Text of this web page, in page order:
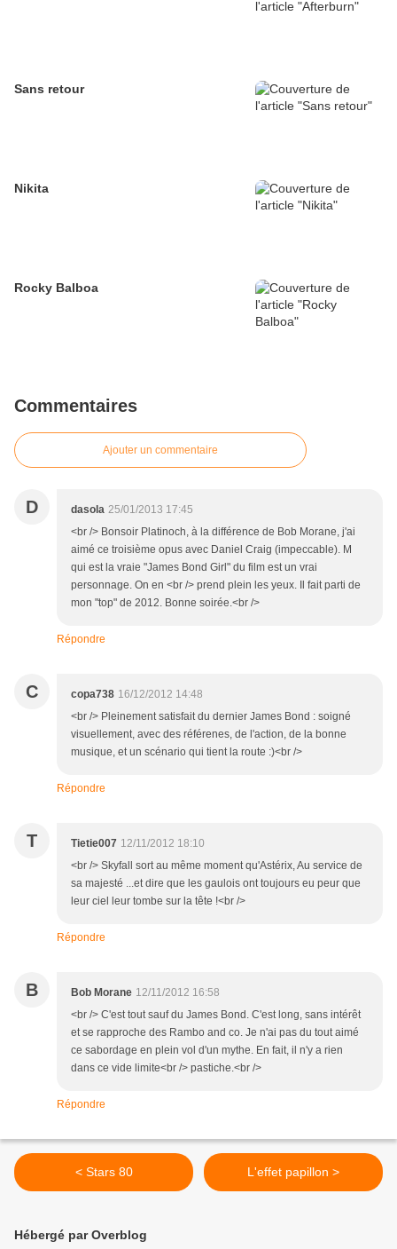
Sans retour
Nikita
Rocky Balboa
Commentaires
Ajouter un commentaire
D dasola 25/01/2013 17:45
<br /> Bonsoir Platinoch, à la différence de Bob Morane, j'ai
aimé ce troisième opus avec Daniel Craig (impeccable). M
qui est la vraie "James Bond Girl" du film est un vrai
personnage. On en <br /> prend plein les yeux. Il fait parti de
mon "top" de 2012. Bonne soirée.<br />
Répondre
C copa738 16/12/2012 14:48
<br /> Pleinement satisfait du dernier James Bond : soigné
visuellement, avec des référenes, de l'action, de la bonne
musique, et un scénario qui tient la route :)<br />
Répondre
T Tietie007 12/11/2012 18:10
<br /> Skyfall sort au même moment qu'Astérix, Au service de
sa majesté ...et dire que les gaulois ont toujours eu peur que
leur ciel leur tombe sur la tête !<br />
Répondre
B Bob Morane 12/11/2012 16:58
<br /> C'est tout sauf du James Bond. C'est long, sans intérêt
et se rapproche des Rambo and co. Je n'ai pas du tout aimé
ce sabordage en plein vol d'un mythe. En fait, il n'y a rien
dans ce vide limite<br /> pastiche.<br />
Répondre
< Stars 80 L'effet papillon >
Hébergé par Overblog